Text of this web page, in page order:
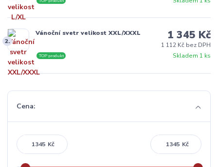
2.
Vánoční svetr velikost XXL/XXXL
Skladem 1 ks
TOP produkt
1 345 Kč
1 112 Kč bez DPH
Cena:
Kč Kč